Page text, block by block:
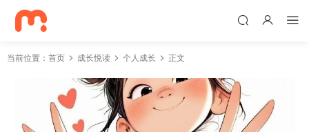
当前位置： 首页 成长悦读 个人成长 正文